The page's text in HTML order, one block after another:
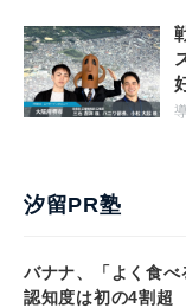
汐留PR塾
バナナ、「よく食
認知度は初の4割超